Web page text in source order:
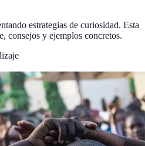
estrategias de curiosidad. Esta
consejos y ejemplos concretos.